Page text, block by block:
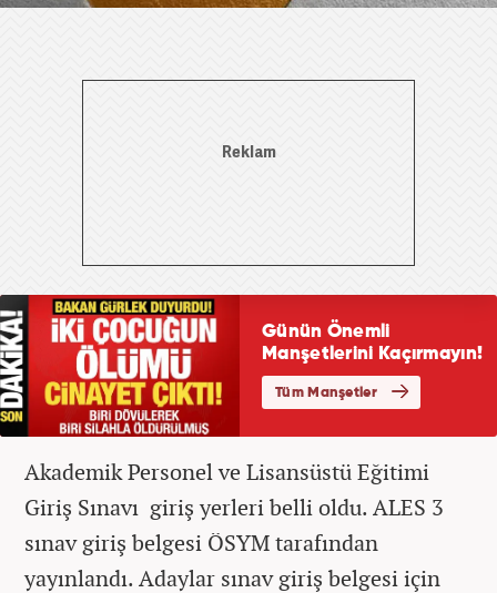
Akademik Personel ve Lisansüstü Eğitimi
Giriş Sınavı giriş yerleri belli oldu. ALES 3
sınav giriş belgesi ÖSYM tarafından
yayınlandı. Adaylar sınav giriş belgesi için